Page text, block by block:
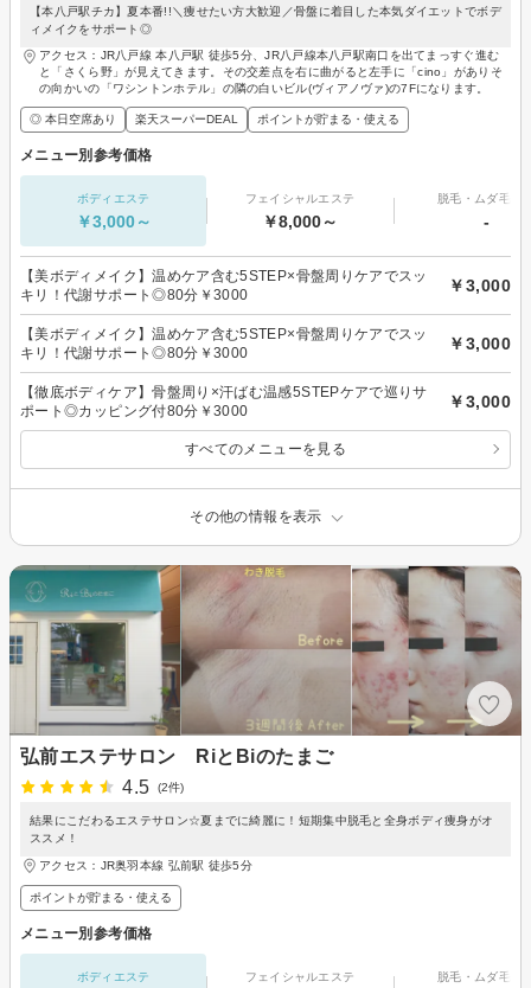
【本八戸駅チカ】夏本番!!＼痩せたい方大歓迎／骨盤に着目した本気ダイエットでボデ
ィメイクをサポート◎
アクセス：JR八戸線 本八戸駅 徒歩5分、JR八戸線本八戸駅南口を出てまっすぐ進む
と「さくら野」が見えてきます。その交差点を右に曲がると左手に「cino」がありそ
の向かいの「ワシントンホテル」の隣の白いビル(ヴィアノヴァ)の7Fになります。
◎ 本日空席あり 楽天スーパーDEAL ポイントが貯まる・使える
メニュー別参考価格
ボディエステ
￥3,000～
フェイシャルエステ
￥8,000～
脱毛・ムダ毛処
-
【美ボディメイク】温めケア含む5STEP×骨盤周りケアでスッ
キリ！代謝サポート◎80分￥3000
￥3,000
【美ボディメイク】温めケア含む5STEP×骨盤周りケアでスッ
キリ！代謝サポート◎80分￥3000
￥3,000
【徹底ボディケア】骨盤周り×汗ばむ温感5STEPケアで巡りサ
ポート◎カッピング付80分￥3000
￥3,000
すべてのメニューを見る
その他の情報を表示
弘前エステサロン RiとBiのたまご
4.5
(2件)
結果にこだわるエステサロン☆夏までに綺麗に！短期集中脱毛と全身ボディ痩身がオ
ススメ！
アクセス：JR奥羽本線 弘前駅 徒歩5分
ポイントが貯まる・使える
メニュー別参考価格
ボディエステ フェイシャルエステ 脱毛・ムダ毛処